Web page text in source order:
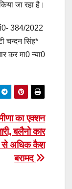
जा रहा है।
384/2022
चन्दन सिंह*
कर मा0 न्या0
का एक्शन
बलैनो कार
से अधिक कैश
बरामद